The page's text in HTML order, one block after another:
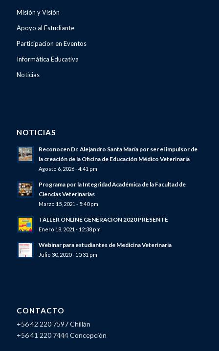
Misión y Visión
Apoyo al Estudiante
Participacion en Eventos
Informática Educativa
Noticias
NOTICIAS
Reconocen Dr. Alejandro Santa María por ser el impulsor de
la creación de la Oficina de Educación Médico Veterinaria
Agosto 6, 2026 - 4:41 pm
Programa por la Integridad Académica de la Facultad de
Ciencias Veterinarias
Marzo 15, 2021 - 5:40 pm
TALLER ONLINE GENERACION 2020 PRESENTE
Enero 18, 2021 - 12:38 pm
Webinar para estudiantes de Medicina Veterinaria
Julio 30, 2020 - 10:31 pm
CONTACTO
+56 42 220 7597 Chillán
+56 41 220 7444 Concepción